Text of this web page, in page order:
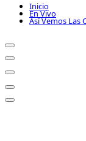
Inicio
En Vivo
Así Vemos Las